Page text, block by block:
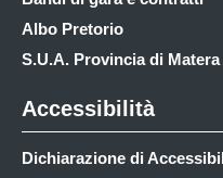
Albo Pretorio
S.U.A. Provincia di Matera
Accessibilità
Dichiarazione di